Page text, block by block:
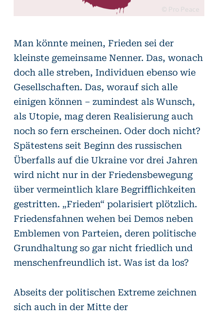
© Pro Peace
Man könnte meinen, Frieden sei der
kleinste gemeinsame Nenner. Das, wonach
doch alle streben, Individuen ebenso wie
Gesellschaften. Das, worauf sich alle
einigen können – zumindest als Wunsch,
als Utopie, mag deren Realisierung auch
noch so fern erscheinen. Oder doch nicht?
Spätestens seit Beginn des russischen
Überfalls auf die Ukraine vor drei Jahren
wird nicht nur in der Friedensbewegung
über vermeintlich klare Begrifflichkeiten
gestritten. „Frieden“ polarisiert plötzlich.
Friedensfahnen wehen bei Demos neben
Emblemen von Parteien, deren politische
Grundhaltung so gar nicht friedlich und
menschenfreundlich ist. Was ist da los?
Abseits der politischen Extreme zeichnen
sich auch in der Mitte der